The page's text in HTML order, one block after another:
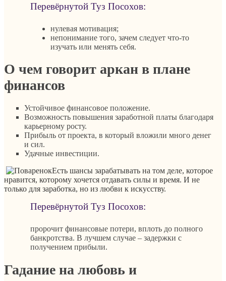
Перевёрнутой Туз Посохов:
нулевая мотивация;
непонимание того, зачем следует что-то
изучать или менять себя.
О чем говорит аркан в плане
финансов
Устойчивое финансовое положение.
Возможность повышения заработной платы благодаря
карьерному росту.
Прибыль от проекта, в который вложили много денег
и сил.
Удачные инвестиции.
Есть шансы зарабатывать на том деле, которое
нравится, которому хочется отдавать силы и время. И не
только для заработка, но из любви к искусству.
Перевёрнутой Туз Посохов:
пророчит финансовые потери, вплоть до полного
банкротства. В лучшем случае – задержки с
получением прибыли.
Гадание на любовь и